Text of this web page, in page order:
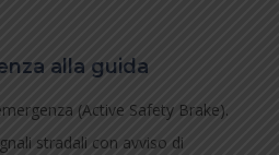
alla guida
(Active Safety Brake).
stradali con avviso di